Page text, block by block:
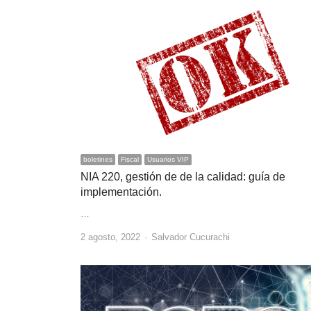
boletines Fiscal Usuarios VIP
NIA 220, gestión de de la calidad: guía de
implementación.
2 agosto, 2022 Author
Salvador Cucurachi